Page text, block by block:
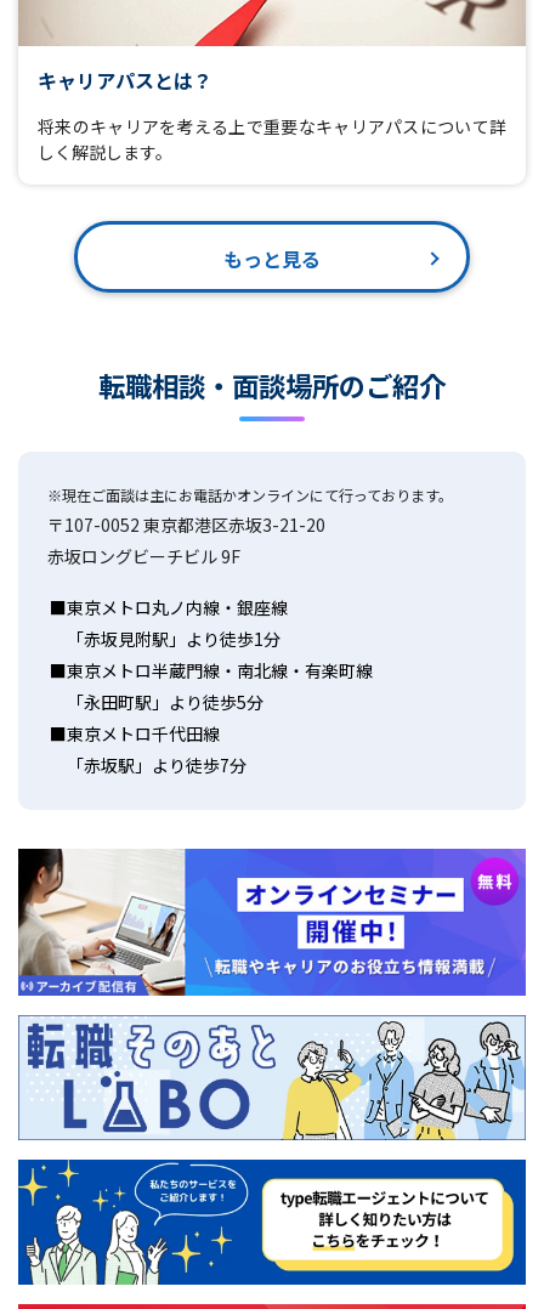
キャリアパスとは？
将来のキャリアを考える上で重要なキャリアパスについて詳
しく解説します。
もっと見る
転職相談・面談場所のご紹介
※現在ご面談は主にお電話かオンラインにて行っております。
〒107-0052 東京都港区赤坂3-21-20
赤坂ロングビーチビル 9F
東京メトロ丸ノ内線・銀座線
「赤坂見附駅」より徒歩1分
東京メトロ半蔵門線・南北線・有楽町線
「永田町駅」より徒歩5分
東京メトロ千代田線
「赤坂駅」より徒歩7分